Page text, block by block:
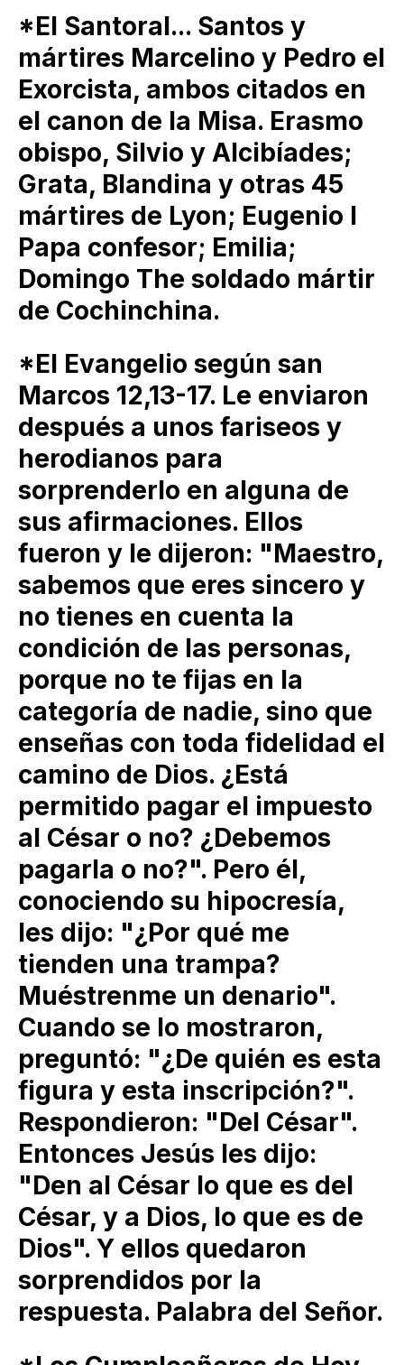
*El Santoral... Santos y
mártires Marcelino y Pedro el
Exorcista, ambos citados en
el canon de la Misa. Erasmo
obispo, Silvio y Alcibíades;
Grata, Blandina y otras 45
mártires de Lyon; Eugenio I
Papa confesor; Emilia;
Domingo The soldado mártir
de Cochinchina.
*El Evangelio según san
Marcos 12,13-17. Le enviaron
después a unos fariseos y
herodianos para
sorprenderlo en alguna de
sus afirmaciones. Ellos
fueron y le dijeron: "Maestro,
sabemos que eres sincero y
no tienes en cuenta la
condición de las personas,
porque no te fijas en la
categoría de nadie, sino que
enseñas con toda fidelidad el
camino de Dios. ¿Está
permitido pagar el impuesto
al César o no? ¿Debemos
pagarla o no?". Pero él,
conociendo su hipocresía,
les dijo: "¿Por qué me
tienden una trampa?
Muéstrenme un denario".
Cuando se lo mostraron,
preguntó: "¿De quién es esta
figura y esta inscripción?".
Respondieron: "Del César".
Entonces Jesús les dijo:
"Den al César lo que es del
César, y a Dios, lo que es de
Dios". Y ellos quedaron
sorprendidos por la
respuesta. Palabra del Señor.